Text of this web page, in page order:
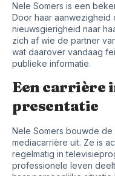
Nele Somers is een
Door haar
nieuwsgierigheid naar
zich af wie de partner
wat daarover vandaag
publieke informatie.
Een carrière
presentatie
Nele Somers bouwde
mediacarrière uit. Ze is
regelmatig in
professionele leven